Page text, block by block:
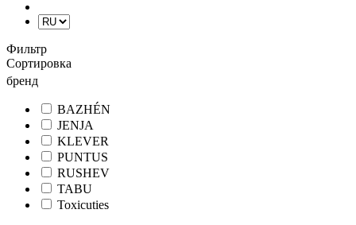
Фильтр
Сортировка
бренд
BAZHÉN
JENJA
KLEVER
PUNTUS
RUSHEV
TABU
Toxicuties